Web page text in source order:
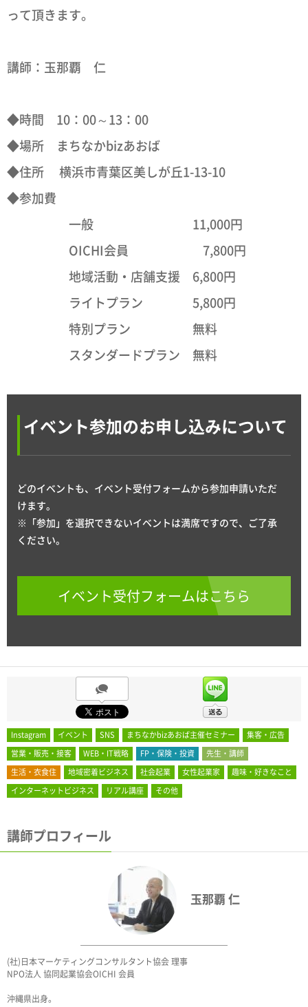
って頂きます。
講師：玉那覇 仁
◆時間 10：00～13：00
◆場所 まちなかbizあおば
◆住所 横浜市青葉区美しが丘1-13-10
◆参加費
一般 11,000円
OICHI会員 7,800円
地域活動・店舗支援 6,800円
ライトプラン 5,800円
特別プラン 無料
スタンダードプラン 無料
イベント参加のお申し込みについて
どのイベントも、イベント受付フォームから参加申請いただ
けます。
※「参加」を選択できないイベントは満席ですので、ご了承
ください。
イベント受付フォームはこちら
Instagram イベント SNS まちなかbizあおば主催セミナー
集客・広告
営業・販売・接客
WEB・IT戦略 FP・保険・投資
先生・講師
生活・衣食住
地域密着ビジネス 社会起業 女性起業家
趣味・好きなこと
インターネットビジネス
リアル講座 その他
講師プロフィール
玉那覇 仁
(社)日本マーケティングコンサルタント協会 理事
NPO法人 協同起業協会OICHI 会員
沖縄県出身。